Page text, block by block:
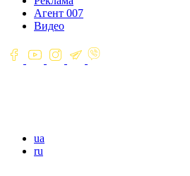
Агент 007
Видео
ua
ru